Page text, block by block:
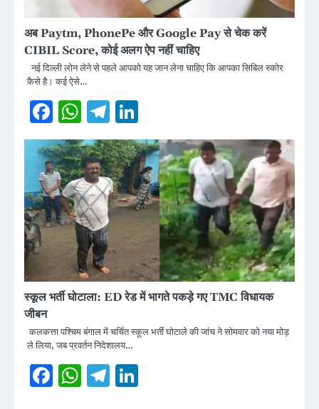
अब Paytm, PhonePe और Google Pay से चेक करें
CIBIL Score, कोई अलग ऐप नहीं चाहिए
नई दिल्ली लोन लेने से पहले आपको यह जान लेना चाहिए कि आपका सिबिल स्कोर
कैसे है। कई ऐसे…
Facebook
WhatsApp
Telegram
स्कूल भर्ती घोटाला: ED रेड में भागते पकड़े गए TMC विधायक
जीबन
कलकत्ता पश्चिम बंगाल में चर्चित स्कूल भर्ती घोटाले की जांच ने सोमवार को नया मोड़
ले लिया, जब प्रवर्तन निदेशालय…
Facebook
WhatsApp
Telegram